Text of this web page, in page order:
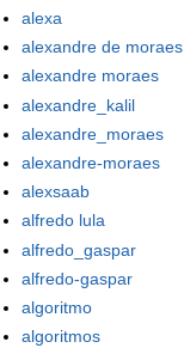
alexa
alexandre de moraes
alexandre moraes
alexandre_kalil
alexandre_moraes
alexandre-moraes
alexsaab
alfredo lula
alfredo_gaspar
alfredo-gaspar
algoritmo
algoritmos